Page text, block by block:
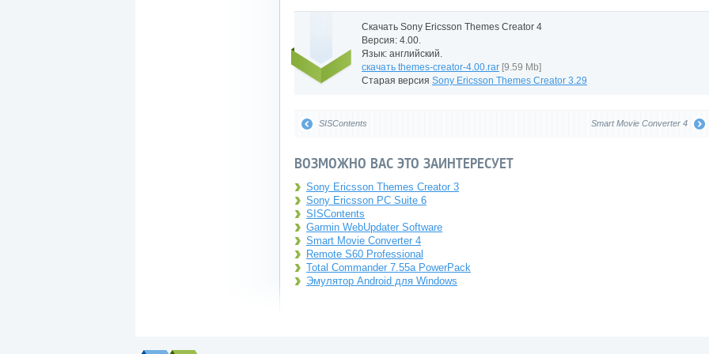
Скачать Sony Ericsson Themes Creator 4
Версия: 4.00.
Язык: английский.
скачать themes-creator-4.00.rar [9.59 Mb]
Старая версия Sony Ericsson Themes Creator 3.29
Smart Movie Converter 4
SISContents
ВОЗМОЖНО ВАС ЭТО ЗАИНТЕРЕСУЕТ
Sony Ericsson Themes Creator 3
Sony Ericsson PC Suite 6
SISContents
Garmin WebUpdater Software
Smart Movie Converter 4
Remote S60 Professional
Total Commander 7.55a PowerPack
Эмулятор Android для Windows